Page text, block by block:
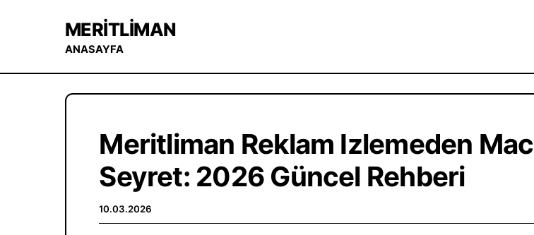
MERITLIMAN
ANASAYFA
Meritliman Reklam Izlemeden Mac
Seyret: 2026 Güncel Rehberi
10.03.2026